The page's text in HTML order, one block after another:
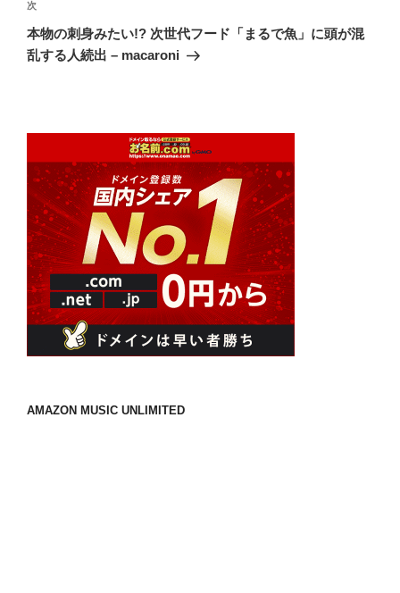
ー
シ
ョ
次
の
投
次
本物の刺身みたい!? 次世代フード「まるで魚」に頭が混
乱する人続出 – macaroni
AMAZON MUSIC UNLIMITED